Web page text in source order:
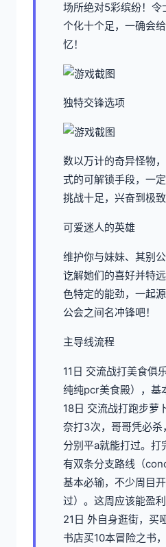
场所绝对5彩缤纷！令
个化十个足，一确会
忆！
独特交锋选项
数以万计的奇异怪物
式的可解锁手段，一
挑战十足，兴奋到极致
可爱迷人的英雄
维护你与妹妹、其别公
讫解她们的喜好并特
色特定的能劲，一起
公会之间名冲锋吧！
主导线流程
11日 交流战打美食俱
纯纯pcr美食殿），基
18日 交流战打跑步萝
奈打3次，哥哥凭必
分别平a就能打过。打
有双条分支路线（
基本必输，不少周目
过）。这周应该能盈
21日 外自身逛街，买
书店买10本冒险之书